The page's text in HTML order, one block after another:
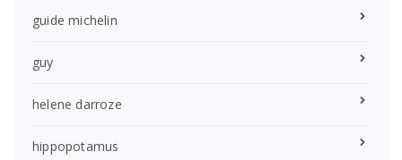
guide michelin
guy
helene darroze
hippopotamus